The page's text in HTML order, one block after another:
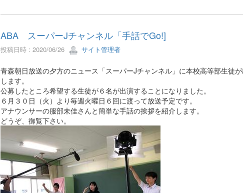
ABA スーパーJチャンネル「手話でGo!]
投稿日時 : 2020/06/26 サイト管理者
青森朝日放送の夕方のニュース「スーパーJチャンネル」に本校高等部生徒
します。
公募したところ希望する生徒が６名が出演することになりました。
６月３０日（火）より毎週火曜日６回に渡って放送予定です。
アナウンサーの服部未佳さんと簡単な手話の挨拶を紹介します。
どうぞ、御覧下さい。